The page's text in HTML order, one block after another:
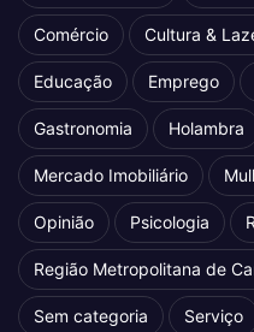
Comércio Cultura &
Educação Emprego
Gastronomia Holambra
Mercado Imobiliário
Opinião Psicologia
Região Metropolitana de
Sem categoria Serviço